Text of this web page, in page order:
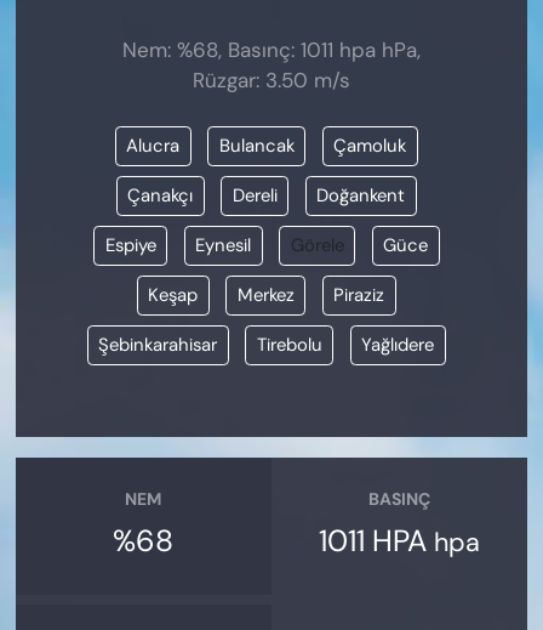
Nem: %68, Basınç: 1011 hpa hPa,
Rüzgar: 3.50 m/s
Alucra Bulancak Çamoluk
Çanakçı Dereli Doğankent
Espiye Eynesil Görele Güce
Keşap Merkez Piraziz
Şebinkarahisar Tirebolu Yağlıdere
NEM
%68
BASINÇ
1011 HPA hpa
ÖZEL HABER
SİYASET
VAN VE DİYARBAKIR HABERLERİ